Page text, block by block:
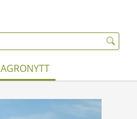
AGRONYTT